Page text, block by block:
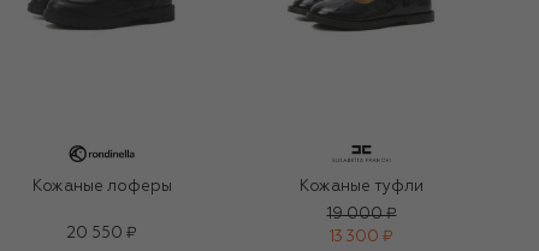
Кожаные лоферы
20 550 ₽
Кожаные туфли
19 000 ₽
13 300 ₽